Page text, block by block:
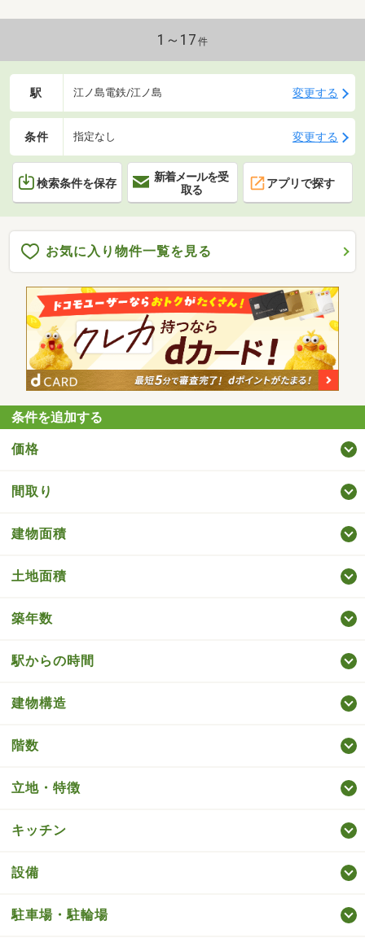
1～17 件
駅 江ノ島電鉄/江ノ島 変更する
条件 指定なし 変更する
検索条件を保存
新着メールを受
取る
アプリで探す
お気に入り物件一覧を見る
条件を追加する
価格
間取り
建物面積
土地面積
築年数
駅からの時間
建物構造
階数
立地・特徴
キッチン
設備
駐車場・駐輪場